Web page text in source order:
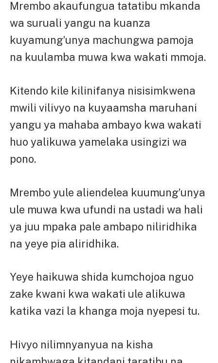
Mrembo akaufungua tatatibu mkanda
wa suruali yangu na kuanza
kuyamung’unya machungwa pamoja
na kuulamba muwa kwa wakati mmoja.
Kitendo kile kilinifanya nisisimkwena
mwili vilivyo na kuyaamsha maruhani
yangu ya mahaba ambayo kwa wakati
huo yalikuwa yamelaka usingizi wa
pono.
Mrembo yule aliendelea kuumung’unya
ule muwa kwa ufundi na ustadi wa hali
ya juu mpaka pale ambapo niliridhika
na yeye pia aliridhika.
Yeye haikuwa shida kumchojoa nguo
zake kwani kwa wakati ule alikuwa
katika vazi la khanga moja nyepesi tu.
Hivyo nilimnyanyua na kisha